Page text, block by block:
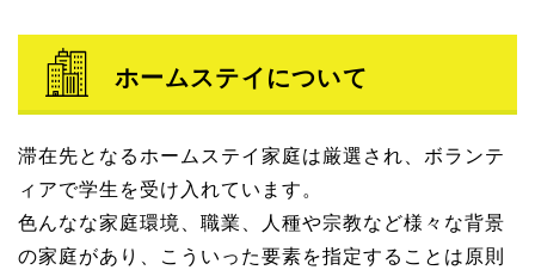
ホームステイについて
滞在先となるホームステイ家庭は厳選され、ボランテ
ィアで学生を受け入れています。
色んなな家庭環境、職業、人種や宗教など様々な背景
の家庭があり、こういった要素を指定することは原則